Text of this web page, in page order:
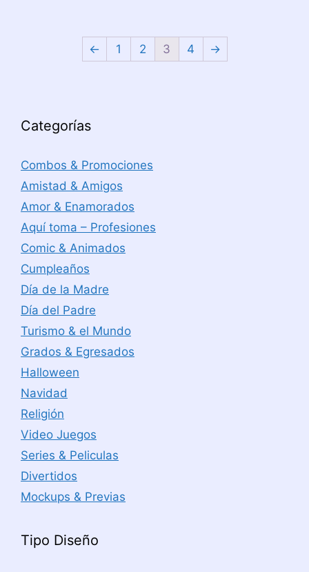
← 1 2 3 4 →
Categorías
Combos & Promociones
Amistad & Amigos
Amor & Enamorados
Aquí toma – Profesiones
Comic & Animados
Cumpleaños
Día de la Madre
Día del Padre
Turismo & el Mundo
Grados & Egresados
Halloween
Navidad
Religión
Video Juegos
Series & Peliculas
Divertidos
Mockups & Previas
Tipo Diseño